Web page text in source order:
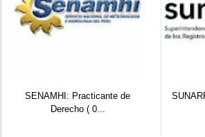
SENAMHI: Practicante de
Derecho ( 0...